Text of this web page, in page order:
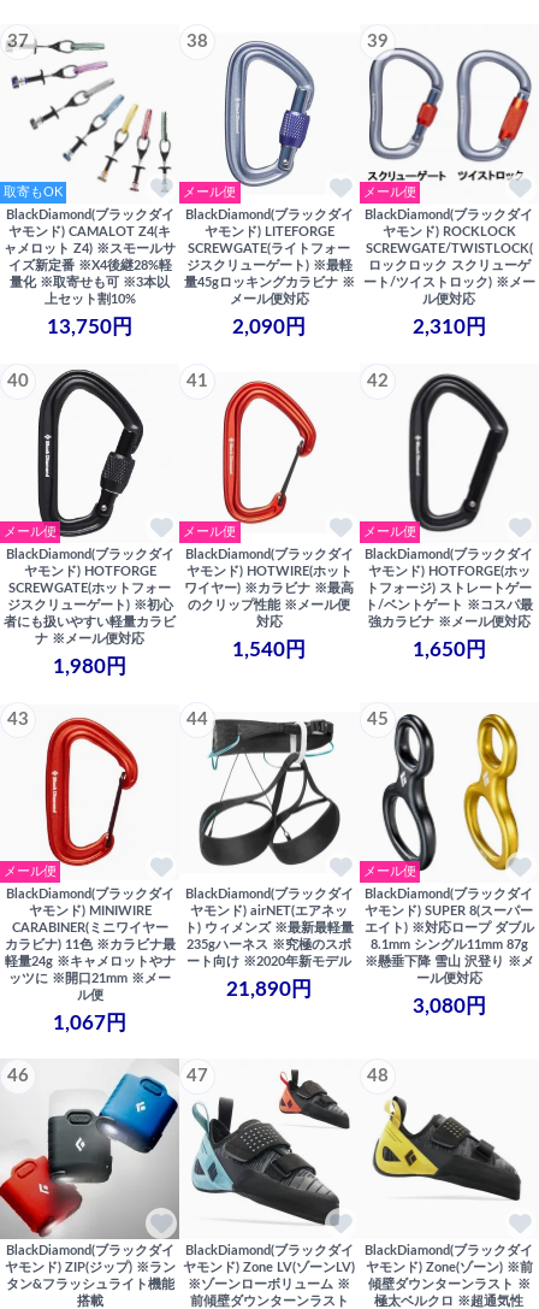
37
取寄もOK
BlackDiamond(ブラックダイ
ヤモンド) CAMALOT Z4(キ
ャメロット Z4) ※スモールサ
イズ新定番 ※X4後継28%軽
量化 ※取寄せも可 ※3本以
上セット割10%
13,750円
38
メール便
BlackDiamond(ブラックダイ
ヤモンド) LITEFORGE
SCREWGATE(ライトフォー
ジスクリューゲート) ※最軽
量45gロッキングカラビナ ※
メール便対応
2,090円
39
メール便
BlackDiamond(ブラックダイ
ヤモンド) ROCKLOCK
SCREWGATE/TWISTLOCK(
ロックロック スクリューゲ
ート/ツイストロック) ※メー
ル便対応
2,310円
40
メール便
BlackDiamond(ブラックダイ
ヤモンド) HOTFORGE
SCREWGATE(ホットフォー
ジスクリューゲート) ※初心
者にも扱いやすい軽量カラビ
ナ ※メール便対応
1,980円
41
メール便
BlackDiamond(ブラックダイ
ヤモンド) HOTWIRE(ホット
ワイヤー) ※カラビナ ※最高
のクリップ性能 ※メール便
対応
1,540円
42
メール便
BlackDiamond(ブラックダイ
ヤモンド) HOTFORGE(ホッ
トフォージ) ストレートゲー
ト/ベントゲート ※コスパ最
強カラビナ ※メール便対応
1,650円
43
メール便
BlackDiamond(ブラックダイ
ヤモンド) MINIWIRE
CARABINER(ミニワイヤー
カラビナ) 11色 ※カラビナ最
軽量24g ※キャメロットやナ
ッツに ※開口21mm ※メー
ル便
1,067円
44
BlackDiamond(ブラックダイ
ヤモンド) airNET(エアネッ
ト) ウィメンズ ※最新最軽量
235gハーネス ※究極のスポ
ート向け ※2020年新モデル
21,890円
45
メール便
BlackDiamond(ブラックダイ
ヤモンド) SUPER 8(スーパー
エイト) ※対応ロープ ダブル
8.1mm シングル11mm 87g
※懸垂下降 雪山 沢登り ※メ
ール便対応
3,080円
46
BlackDiamond(ブラックダイ
ヤモンド) ZIP(ジップ) ※ラン
タン&フラッシュライト機能
搭載
47
BlackDiamond(ブラックダイ
ヤモンド) Zone LV(ゾーンLV)
※ゾーンローボリューム ※
前傾壁ダウンターンラスト
48
BlackDiamond(ブラックダイ
ヤモンド) Zone(ゾーン) ※前
傾壁ダウンターンラスト ※
極太ベルクロ ※超通気性